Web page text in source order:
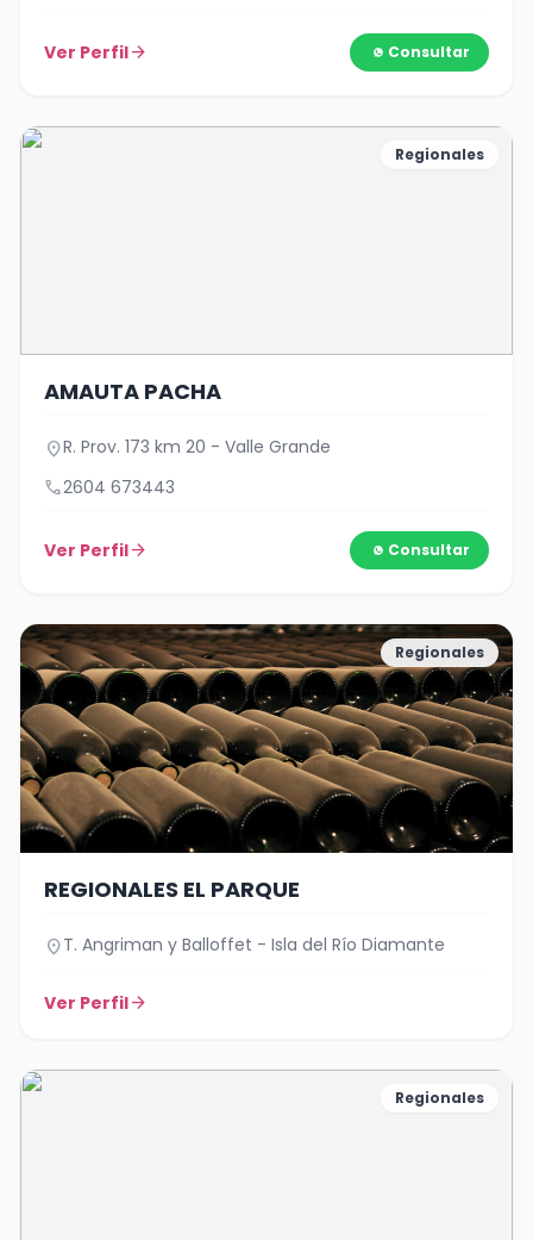
Ver Perfilarrow_forward Consultar
Regionales
AMAUTA PACHA
location_onR. Prov. 173 km 20 - Valle Grande
call2604 673443
Ver Perfilarrow_forward Consultar
Regionales
REGIONALES EL PARQUE
location_onT. Angriman y Balloffet - Isla del Río Diamante
Ver Perfilarrow_forward
Regionales